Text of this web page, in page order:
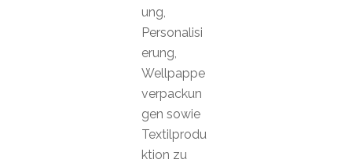
ung,
Personalisi
erung,
Wellpappe
verpackun
gen sowie
Textilprodu
ktion zu